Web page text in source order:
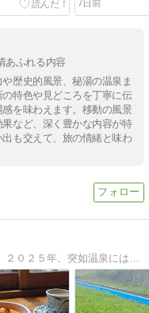
7日前
あふれる内容
歴史的風景、秘湯の温泉ま
特色や見どころを丁寧に伝
を味わえます。移動の風景
など、深く豊かな内容が特
も交えて、旅の情緒と味わ
はじめまして。muensekiと申します。２０２５年、突如温泉にはまる。温泉へ行くには１人旅が気楽で好きです。秘湯へ行った思い出と道中のあれこれ。温泉と１人旅へ行きたくなる道しるべに。